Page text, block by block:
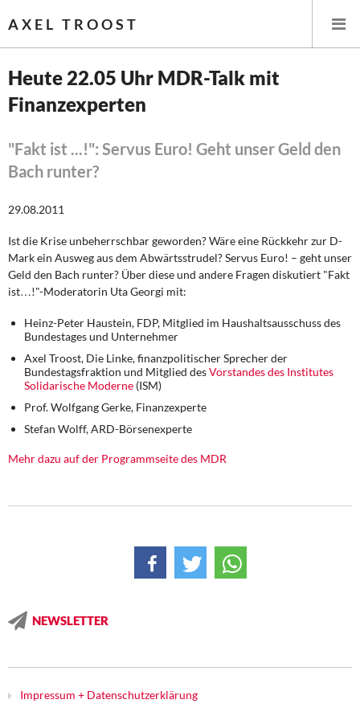
AXEL TROOST
Startseite
Themen
Steuer- und Finanzpolitik
Öffentliche Infrastruktur und Daseinsvorsorge
Eurokrise und Griechenland
DIE LINKE
Weitere Themen
Heute 22.05 Uhr MDR-Talk mit
Finanzexperten
"Fakt ist ...!": Servus Euro! Geht unser Geld den
Bach runter?
29.08.2011
Ist die Krise unbeherrschbar geworden? Wäre eine Rückkehr zur D-
Mark ein Ausweg aus dem Abwärtsstrudel? Servus Euro! – geht unser
Geld den Bach runter? Über diese und andere Fragen diskutiert "Fakt
ist…!"-Moderatorin Uta Georgi mit:
Heinz-Peter Haustein, FDP, Mitglied im Haushaltsausschuss des
Bundestages und Unternehmer
Axel Troost, Die Linke, finanzpolitischer Sprecher der
Bundestagsfraktion und Mitglied desVorstandes des Institutes
Solidarische Moderne (ISM)
Prof. Wolfgang Gerke, Finanzexperte
Stefan Wolff, ARD-Börsenexperte
Mehr dazu auf der Programmseite des MDR
NEWSLETTER
Impressum + Datenschutzerklärung